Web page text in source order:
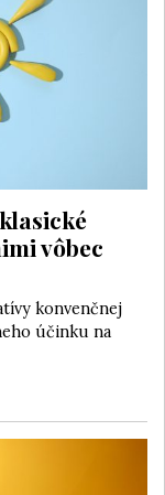
vôbec
konvenčnej
účinku na